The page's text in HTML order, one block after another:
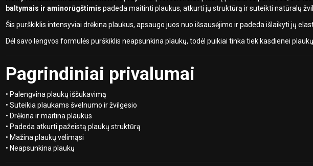
baltymais ir aminorūgštimis padeda maitinti plaukus, atkurti jų struktūrą ir suteikti natūralų
Šis purškiklis intensyviai drėkina plaukus, apsaugo juos nuo išsausėjimo ir padeda išlaikyti jų
Dėl savo lengvos formulės purškiklis neapsunkina plaukų, todėl puikiai tinka tiek kasdienei
Pagrindiniai privalumai
• Palengvina plaukų iššukavimą
• Suteikia plaukams švelnumo ir žvilgesio
• Drėkina ir maitina plaukus
• Padeda atkurti pažeistą plaukų struktūrą
• Mažina plaukų vėlimąsi
• Neapsunkina plaukų